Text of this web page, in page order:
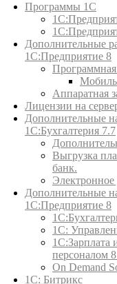
Программы 1С
Дополнительные
1С:Предприятие 8
Аппаратная
Лицензии на
Дополнительные
1С:Бухгалтерия 7.7
Выгрузка
банк.
Электронное
Дополнительные
1С:Предприятие 8
1C:
1С:Зарплата
персоналом
On Demand
1С: Битрикс